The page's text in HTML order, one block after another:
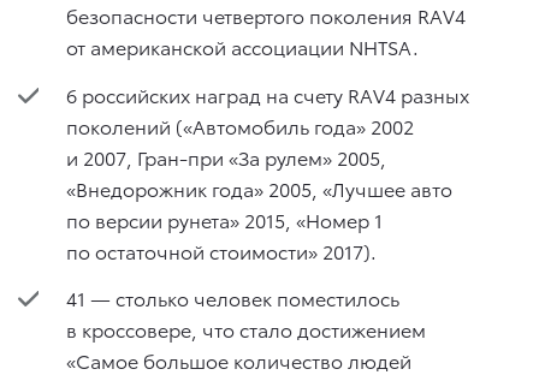
безопасности четвертого поколения RAV4
от американской ассоциации NHTSA.
6 российских наград на счету RAV4 разных
поколений («Автомобиль года» 2002
и 2007, Гран-при «За рулем» 2005,
«Внедорожник года» 2005, «Лучшее авто
по версии рунета» 2015, «Номер 1
по остаточной стоимости» 2017).
41 — столько человек поместилось
в кроссовере, что стало достижением
«Самое большое количество людей